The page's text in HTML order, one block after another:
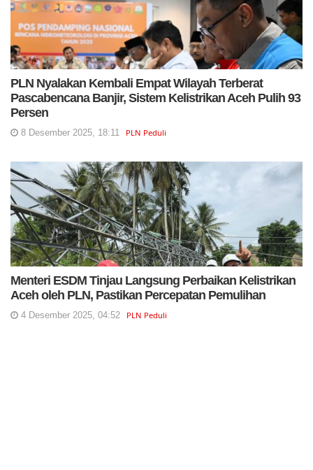
PLN Nyalakan Kembali Empat Wilayah Terberat
Pascabencana Banjir, Sistem Kelistrikan Aceh Pulih 93
Persen
8 Desember 2025, 18:11 PLN Peduli
Menteri ESDM Tinjau Langsung Perbaikan Kelistrikan
Aceh oleh PLN, Pastikan Percepatan Pemulihan
4 Desember 2025, 04:52 PLN Peduli